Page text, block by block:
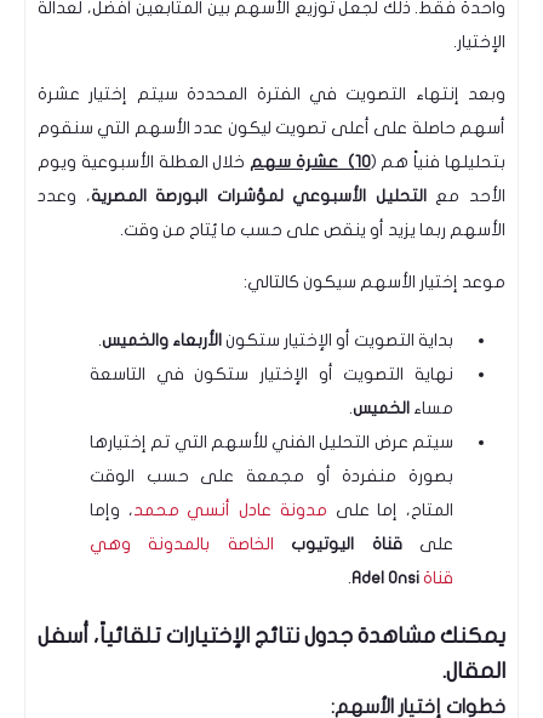
واحدة فقط. ذلك لجعل توزيع الأسهم بين المتابعين أفضل، لعدالة
الإختيار.
وبعد إنتهاء التصويت في الفترة المحددة سيتم إختيار عشرة
أسهم حاصلة على أعلى تصويت ليكون عدد الأسهم التي سنقوم
بتحليلها فنياً هم (10) عشرة سهم
خلال العطلة الأسبوعية ويوم
الأحد مع
التحليل الأسبوعي لمؤشرات البورصة المصرية، وعدد
الأسهم ربما يزيد أو ينقص على حسب ما يُتاح من وقت.
موعد إختيار الأسهم سيكون كالتالي:
بداية التصويت أو الإختيار ستكون الأربعاء والخميس.
نهاية التصويت أو الإختيار ستكون في التاسعة
مساء الخميس.
سيتم عرض التحليل الفني للأسهم التي تم إختيارها
بصورة منفردة أو مجمعة على حسب الوقت
المتاح، إما على مدونة عادل أنسي محمد، وإما
علىقناة اليوتيوب الخاصة بالمدونة وهي
قناة Adel Onsi
.
يمكنك مشاهدة جدول نتائج الإختيارات تلقائياً، أسفل
المقال.
خطوات إختيار الأسهم: